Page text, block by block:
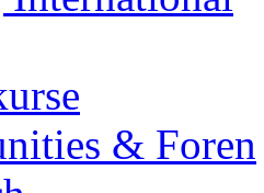
& Foren